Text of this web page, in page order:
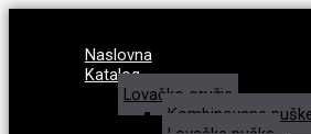
Naslovna
Katalog
Lovačko oružje
Kombinovane